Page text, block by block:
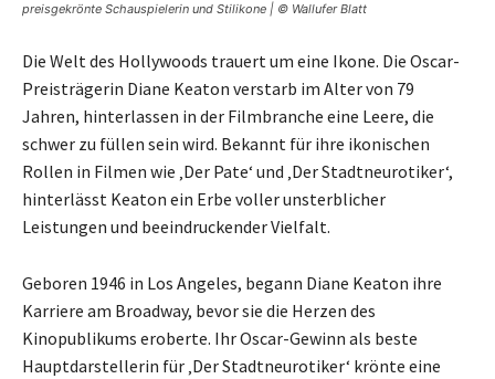
preisgekrönte Schauspielerin und Stilikone | © Wallufer Blatt
Die Welt des Hollywoods trauert um eine Ikone. Die Oscar-
Preisträgerin Diane Keaton verstarb im Alter von 79
Jahren, hinterlassen in der Filmbranche eine Leere, die
schwer zu füllen sein wird. Bekannt für ihre ikonischen
Rollen in Filmen wie ‚Der Pate‘ und ‚Der Stadtneurotiker‘,
hinterlässt Keaton ein Erbe voller unsterblicher
Leistungen und beeindruckender Vielfalt.
Geboren 1946 in Los Angeles, begann Diane Keaton ihre
Karriere am Broadway, bevor sie die Herzen des
Kinopublikums eroberte. Ihr Oscar-Gewinn als beste
Hauptdarstellerin für ‚Der Stadtneurotiker‘ krönte eine